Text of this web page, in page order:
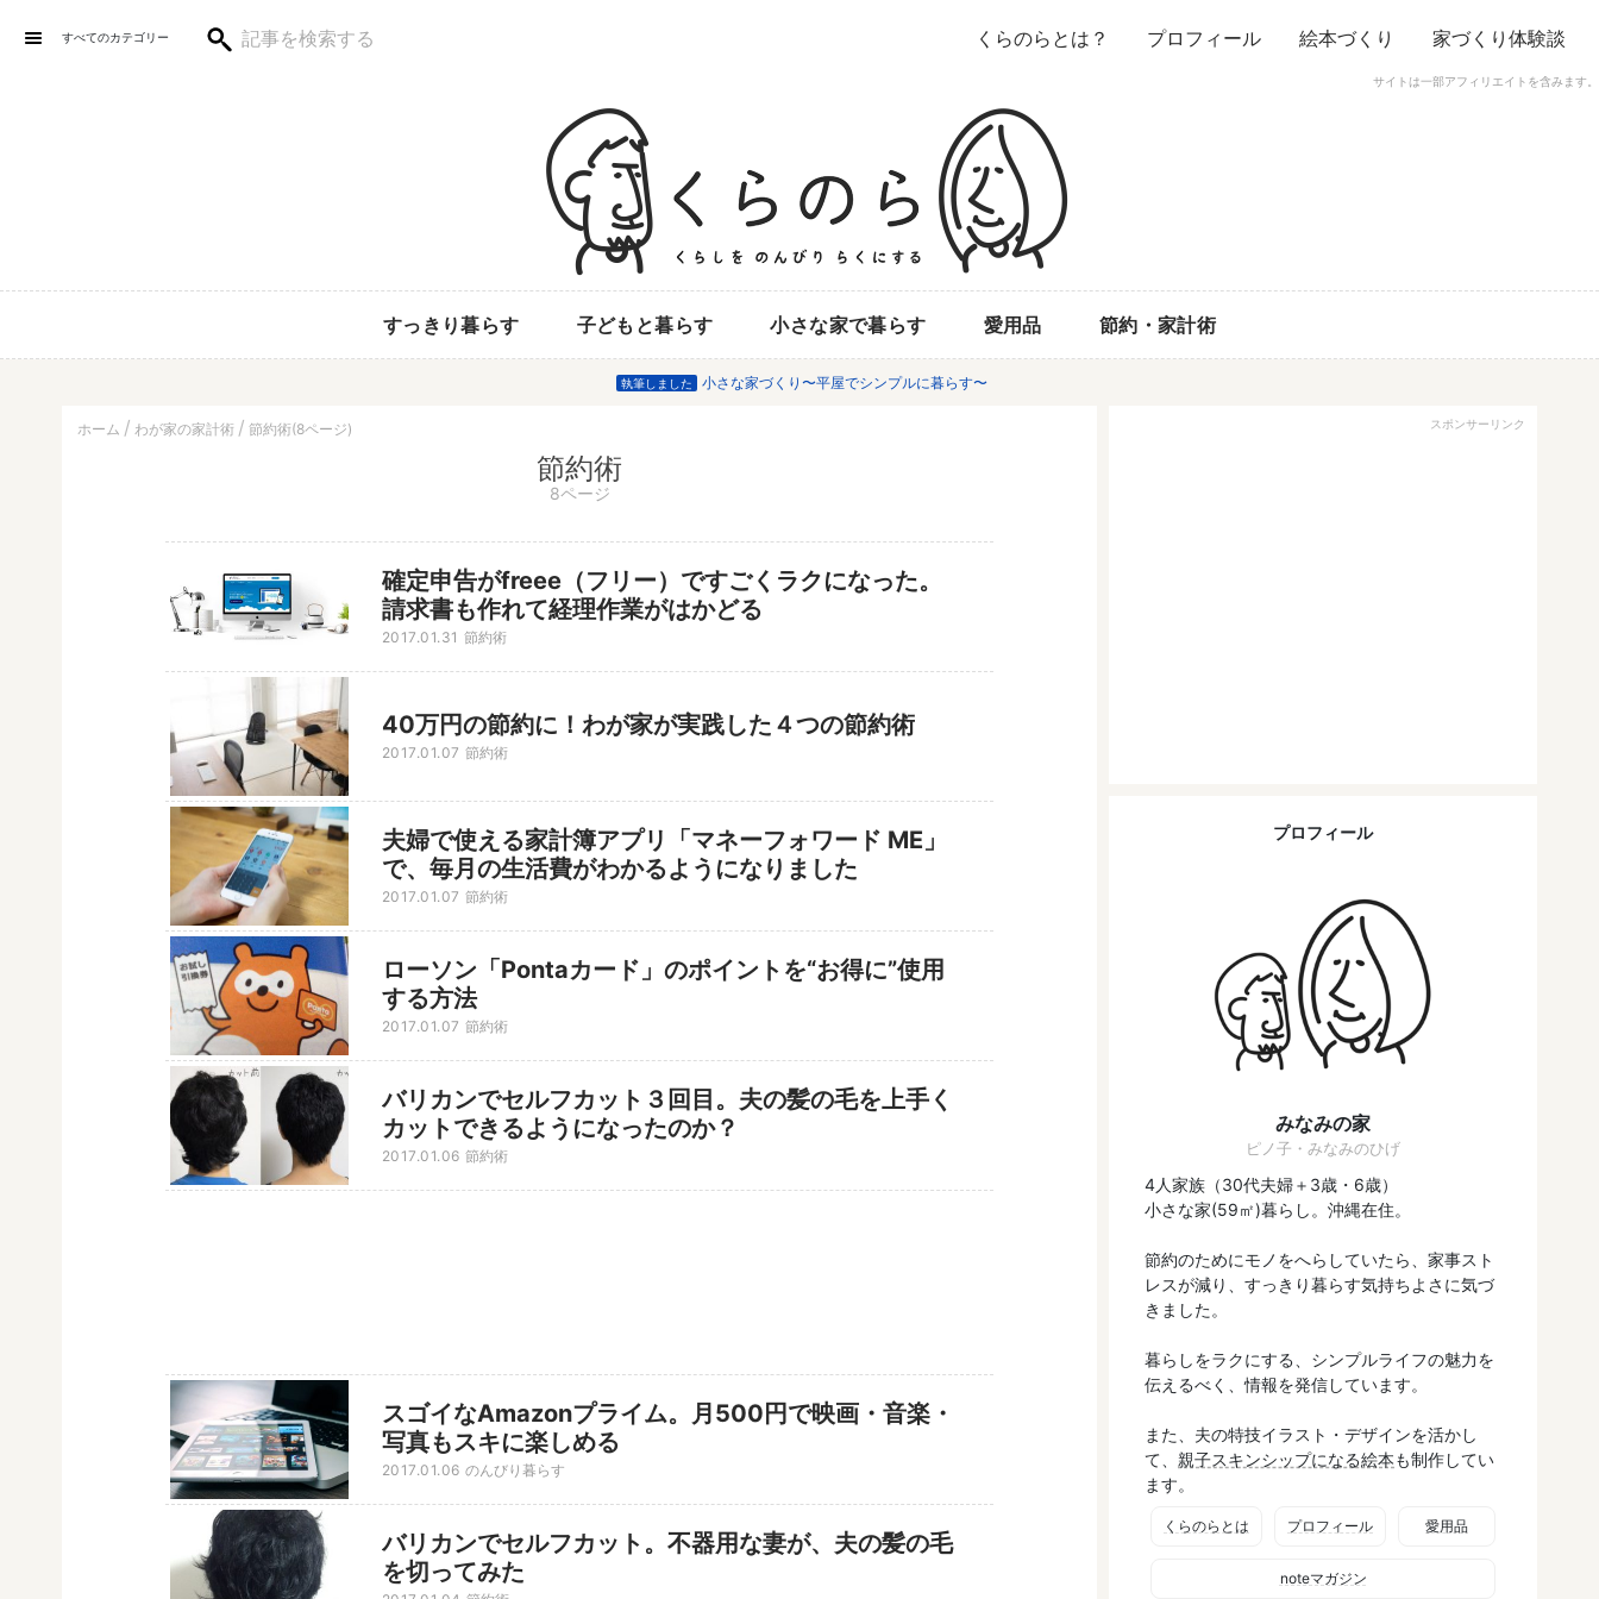
サイトは一部アフィリエイトを含みます。
すべてのカテゴリー くらのらとは？ プロフィール 絵本づくり 家づくり体験談
すっきり暮らす 子どもと暮らす 小さな家で暮らす 愛用品 節約・家計術
執筆しました 小さな家づくり〜平屋でシンプルに暮らす〜
ホーム わが家の家計術 節約術(8ページ)
節約術
8ページ
確定申告がfreee（フリー）ですごくラクになった。
請求書も作れて経理作業がはかどる
2017.01.31 節約術
40万円の節約に！わが家が実践した４つの節約術
2017.01.07 節約術
夫婦で使える家計簿アプリ「マネーフォワード ME」
で、毎月の生活費がわかるようになりました
2017.01.07 節約術
ローソン「Pontaカード」のポイントを“お得に”使用
する方法
2017.01.07 節約術
バリカンでセルフカット３回目。夫の髪の毛を上手く
カットできるようになったのか？
2017.01.06 節約術
スゴイなAmazonプライム。月500円で映画・音楽・
写真もスキに楽しめる
2017.01.06 のんびり暮らす
バリカンでセルフカット。不器用な妻が、夫の髪の毛
を切ってみた
スポンサーリンク
プロフィール
みなみの家
ピノ子・みなみのひげ
4人家族（30代夫婦＋3歳・6歳）
小さな家(59㎡)暮らし。沖縄在住。
節約のためにモノをへらしていたら、家事スト
レスが減り、すっきり暮らす気持ちよさに気づ
きました。
暮らしをラクにする、シンプルライフの魅力を
伝えるべく、情報を発信しています。
また、夫の特技イラスト・デザインを活かし
て、 親子スキンシップになる絵本も制作してい
ます。
くらのらとは プロフィール 愛用品
noteマガジン